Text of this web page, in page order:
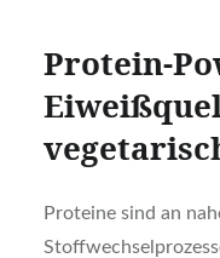
Protein-
Proteine sind an